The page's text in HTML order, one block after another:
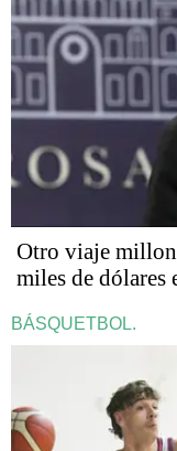
Otro viaje
miles de
BÁSQUETBOL.